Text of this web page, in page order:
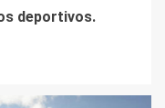
deportivos.